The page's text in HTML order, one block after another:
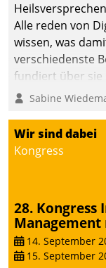
Alle reden von
wissen, was
verschiedenste
fundiert über sie
klären. Ein
Einsparungen
Prozesse. Doch
mit der
und zu
Sabine
Wir sind dabei
Kongress
28.
Management
14. September
15. September